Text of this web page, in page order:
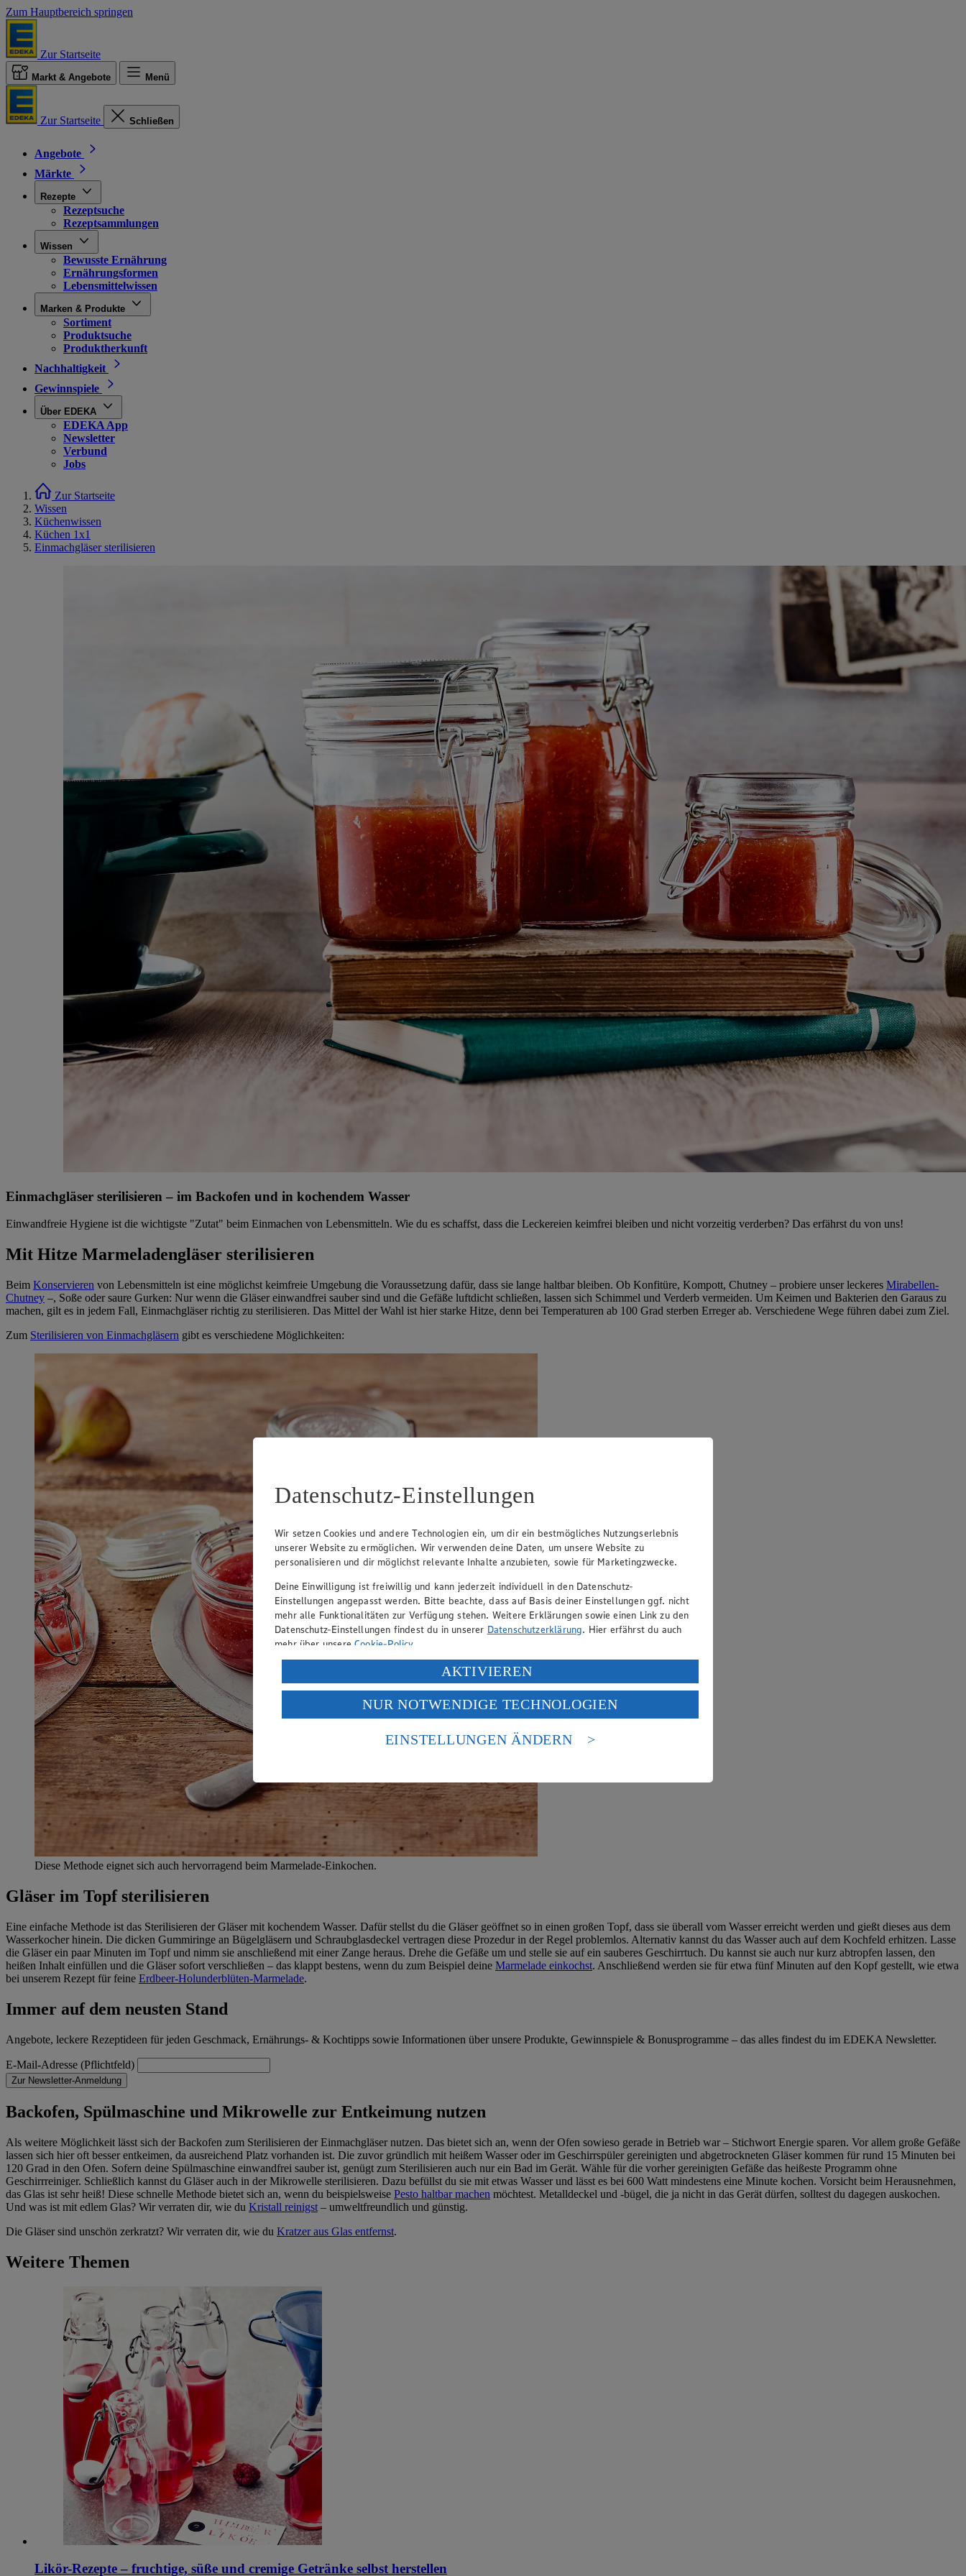
Zum Hauptbereich springen
Zur Startseite
Markt & Angebote Menü
Zur Startseite Schließen
Angebote
Märkte
Rezepte
Rezeptsuche
Rezeptsammlungen
Wissen
Bewusste Ernährung
Ernährungsformen
Lebensmittelwissen
Marken & Produkte
Sortiment
Produktsuche
Produktherkunft
Nachhaltigkeit
Gewinnspiele
Über EDEKA
EDEKA App
Newsletter
Verbund
Jobs
Zur Startseite
Wissen
Küchenwissen
Küchen 1x1
Einmachgläser sterilisieren
Einmachgläser sterilisieren – im Backofen und in kochendem Wasser
Einwandfreie Hygiene ist die wichtigste "Zutat" beim Einmachen von Lebensmitteln. Wie du es schaffst, dass die Leckereien keimfrei bleiben und nicht vorzeitig verderben? Das erfährst du von uns!
Mit Hitze Marmeladengläser sterilisieren
Beim Konservieren von Lebensmitteln ist eine möglichst keimfreie Umgebung die Voraussetzung dafür, dass sie lange haltbar bleiben. Ob Konfitüre, Kompott, Chutney – probiere unser leckeres Mirabellen-
Chutney –, Soße oder saure Gurken: Nur wenn die Gläser einwandfrei sauber sind und die Gefäße luftdicht schließen, lassen sich Schimmel und Verderb vermeiden. Um Keimen und Bakterien den Garaus zu
machen, gilt es in jedem Fall, Einmachgläser richtig zu sterilisieren. Das Mittel der Wahl ist hier starke Hitze, denn bei Temperaturen ab 100 Grad sterben Erreger ab. Verschiedene Wege führen dabei zum Ziel.
Zum Sterilisieren von Einmachgläsern gibt es verschiedene Möglichkeiten:
Diese Methode eignet sich auch hervorragend beim Marmelade-Einkochen.
Gläser im Topf sterilisieren
Eine einfache Methode ist das Sterilisieren der Gläser mit kochendem Wasser. Dafür stellst du die Gläser geöffnet so in einen großen Topf, dass sie überall vom Wasser erreicht werden und gießt dieses aus dem
Wasserkocher hinein. Die dicken Gummiringe an Bügelgläsern und Schraubglasdeckel vertragen diese Prozedur in der Regel problemlos. Alternativ kannst du das Wasser auch auf dem Kochfeld erhitzen. Lasse
die Gläser ein paar Minuten im Topf und nimm sie anschließend mit einer Zange heraus. Drehe die Gefäße um und stelle sie auf ein sauberes Geschirrtuch. Du kannst sie auch nur kurz abtropfen lassen, den
heißen Inhalt einfüllen und die Gläser sofort verschließen – das klappt bestens, wenn du zum Beispiel deine Marmelade einkochst. Anschließend werden sie für etwa fünf Minuten auf den Kopf gestellt, wie etwa
bei unserem Rezept für feine Erdbeer-Holunderblüten-Marmelade.
Immer auf dem neusten Stand
Angebote, leckere Rezeptideen für jeden Geschmack, Ernährungs- & Kochtipps sowie Informationen über unsere Produkte, Gewinnspiele & Bonusprogramme – das alles findest du im EDEKA Newsletter.
E-Mail-Adresse (Pflichtfeld)
Zur Newsletter-Anmeldung
Backofen, Spülmaschine und Mikrowelle zur Entkeimung nutzen
Als weitere Möglichkeit lässt sich der Backofen zum Sterilisieren der Einmachgläser nutzen. Das bietet sich an, wenn der Ofen sowieso gerade in Betrieb war – Stichwort Energie sparen. Vor allem große Gefäße
lassen sich hier oft besser entkeimen, da ausreichend Platz vorhanden ist. Die zuvor gründlich mit heißem Wasser oder im Geschirrspüler gereinigten und abgetrockneten Gläser kommen für rund 15 Minuten bei
120 Grad in den Ofen. Sofern deine Spülmaschine einwandfrei sauber ist, genügt zum Sterilisieren auch nur ein Bad im Gerät. Wähle für die vorher gereinigten Gefäße das heißeste Programm ohne
Geschirrreiniger. Schließlich kannst du Gläser auch in der Mikrowelle sterilisieren. Dazu befüllst du sie mit etwas Wasser und lässt es bei 600 Watt mindestens eine Minute kochen. Vorsicht beim Herausnehmen,
das Glas ist sehr heiß! Diese schnelle Methode bietet sich an, wenn du beispielsweise Pesto haltbar machen möchtest. Metalldeckel und -bügel, die ja nicht in das Gerät dürfen, solltest du dagegen auskochen.
Und was ist mit edlem Glas? Wir verraten dir, wie du Kristall reinigst – umweltfreundlich und günstig.
Die Gläser sind unschön zerkratzt? Wir verraten dir, wie du Kratzer aus Glas entfernst.
Weitere Themen
Likör-Rezepte – fruchtige, süße und cremige Getränke selbst herstellen
Datenschutz-Einstellungen
Wir setzen Cookies und andere Technologien ein, um dir ein bestmögliches Nutzungserlebnis
unserer Website zu ermöglichen. Wir verwenden deine Daten, um unsere Website zu
personalisieren und dir möglichst relevante Inhalte anzubieten, sowie für Marketingzwecke.
Deine Einwilligung ist freiwillig und kann jederzeit individuell in den Datenschutz-
Einstellungen angepasst werden. Bitte beachte, dass auf Basis deiner Einstellungen ggf. nicht
mehr alle Funktionalitäten zur Verfügung stehen. Weitere Erklärungen sowie einen Link zu den
Datenschutz-Einstellungen findest du in unserer Datenschutzerklärung. Hier erfährst du auch
mehr über unsereCookie-Policy.
Verarbeitung deiner personenbezogenen Daten in den USA durch Facebook und YouTube:
Wenn du auf „Aktivieren“ klickst, willigst du im Sinne des Art. 49 Abs. 1 Satz 1 lit. a) DSGVO
ein, dass deine Daten in den USA verarbeitet werden. Der EuGH sieht die USA als Land mit
einem nach europäischen Standards nicht angemessenen Datenschutzniveau an. Es besteht das
Risiko eines Zugriffs durch US-amerikanische Behörden.
AKTIVIEREN
NUR NOTWENDIGE TECHNOLOGIEN
EINSTELLUNGEN ÄNDERN